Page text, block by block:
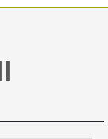
Utilitats
Ajuda